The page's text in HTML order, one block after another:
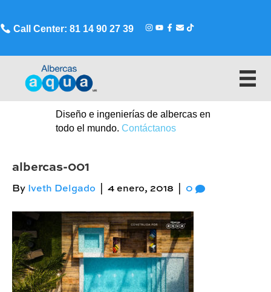
Call Center: 81 14 90 27 39
Diseño e ingenierías de albercas en
todo el mundo. Contáctanos
albercas-001
By Iveth Delgado 4 enero, 2018 0